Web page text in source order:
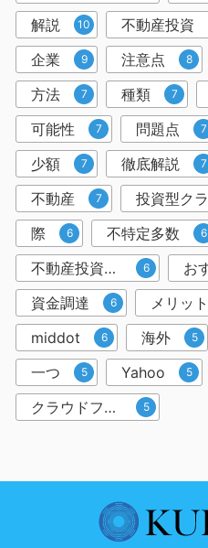
解説 10 不動産投資
企業 9 注意点 8
方法 7 種類 7
可能性 7 問題点 7
少額 7 徹底解説 7
不動産 7
際 6 不特定多数 6
不動産投資クラウドファンディング 6 お
資金調達 6
middot 6 海外 5
一つ 5 Yahoo 5
クラウドファンディングサービス 5